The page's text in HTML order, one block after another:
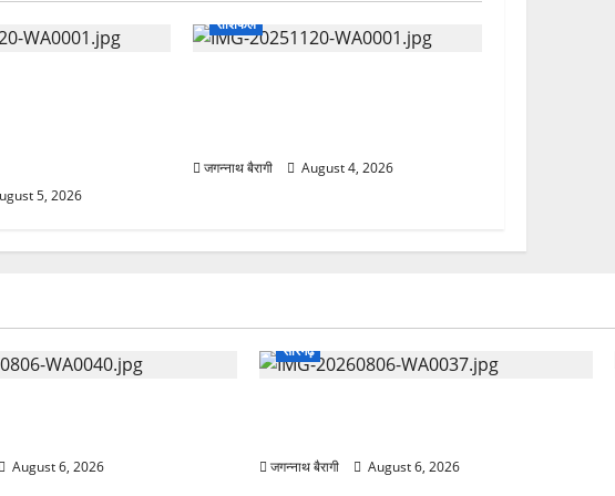
5, 2026
राशिफल
जगन्नाथ बैरागी August 4, 2026
August 6, 2026
सारंगढ़
जगन्नाथ बैरागी August 6, 2026